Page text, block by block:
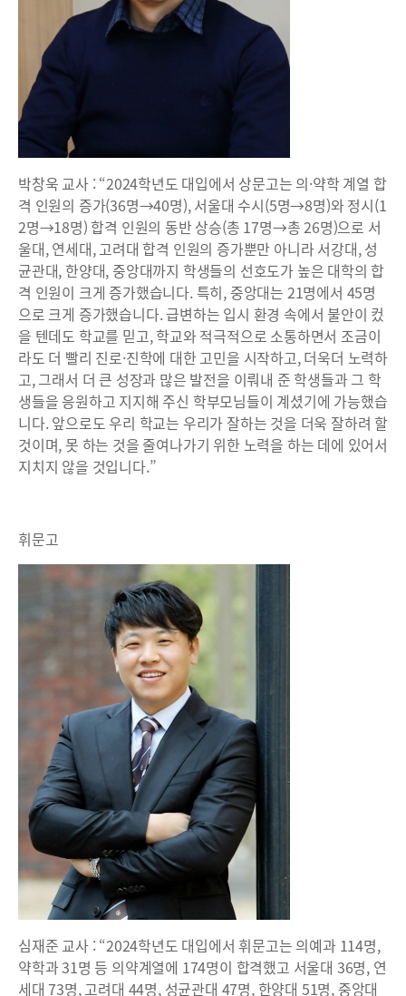
박창욱 교사 : “2024학년도 대입에서 상문고는 의·약학 계열 합
격 인원의 증가(36명→40명), 서울대 수시(5명→8명)와 정시(1
2명→18명) 합격 인원의 동반 상승(총 17명→총 26명)으로 서
울대, 연세대, 고려대 합격 인원의 증가뿐만 아니라 서강대, 성
균관대, 한양대, 중앙대까지 학생들의 선호도가 높은 대학의 합
격 인원이 크게 증가했습니다. 특히, 중앙대는 21명에서 45명
으로 크게 증가했습니다. 급변하는 입시 환경 속에서 불안이 컸
을 텐데도 학교를 믿고, 학교와 적극적으로 소통하면서 조금이
라도 더 빨리 진로·진학에 대한 고민을 시작하고, 더욱더 노력하
고, 그래서 더 큰 성장과 많은 발전을 이뤄내 준 학생들과 그 학
생들을 응원하고 지지해 주신 학부모님들이 계셨기에 가능했습
니다. 앞으로도 우리 학교는 우리가 잘하는 것을 더욱 잘하려 할
것이며, 못 하는 것을 줄여나가기 위한 노력을 하는 데에 있어서
지치지 않을 것입니다.”
휘문고
심재준 교사 : “2024학년도 대입에서 휘문고는 의예과 114명,
약학과 31명 등 의약계열에 174명이 합격했고 서울대 36명, 연
세대 73명, 고려대 44명, 성균관대 47명, 한양대 51명, 중앙대